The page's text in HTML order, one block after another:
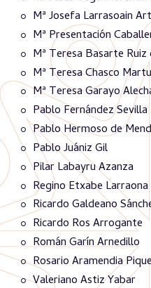
Mª Josefa Larrasoain
Mª Presentación
Mª Teresa Basarte
Mª Teresa Chasco
Mª Teresa Garayo
Pablo Fernández Sevilla
Pablo Hermoso de
Pablo Juániz Gil
Pilar Labayru Azanza
Regino Etxabe Larraona
Ricardo Galdeano
Ricardo Ros Arrogante
Román Garín Arnedillo
Rosario Aramendia
Valeriano Astiz Yabar